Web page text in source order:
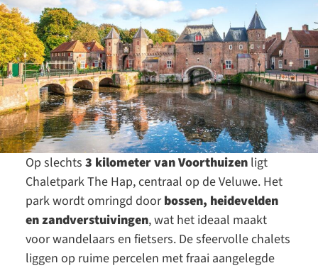
Op slechts 3 kilometer van Voorthuizenligt
Chaletpark The Hap, centraal op de Veluwe. Het
park wordt omringd doorbossen, heidevelden
en zandverstuivingen, wat het ideaal maakt
voor wandelaars en fietsers. De sfeervolle chalets
liggen op ruime percelen met fraai aangelegde